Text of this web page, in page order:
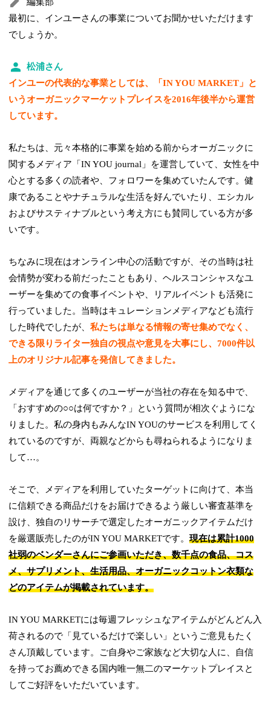
最初に、インユーさんの事業についてお聞かせいただけます
でしょうか。
松浦さん
インユーの代表的な事業としては、「IN YOU MARKET」と
いうオーガニックマーケットプレイスを2016年後半から運営
しています。
私たちは、元々本格的に事業を始める前からオーガニックに
関するメディア「IN YOU journal」を運営していて、女性を中
心とする多くの読者や、フォロワーを集めていたんです。健
康であることやナチュラルな生活を好んでいたり、エシカル
およびサスティナブルという考え方にも賛同している方が多
いです。
ちなみに現在はオンライン中心の活動ですが、その当時は社
会情勢が変わる前だったこともあり、ヘルスコンシャスなユ
ーザーを集めての食事イベントや、リアルイベントも活発に
行っていました。当時はキュレーションメディアなども流行
した時代でしたが、私たちは単なる情報の寄せ集めでなく、
できる限りライター独自の視点や意見を大事にし、7000件以
上のオリジナル記事を発信してきました。
メディアを通じて多くのユーザーが当社の存在を知る中で、
「おすすめの○○は何ですか？」という質問が相次ぐようにな
りました。私の身内もみんなIN YOUのサービスを利用してく
れているのですが、両親などからも尋ねられるようになりま
して…。
そこで、メディアを利用していたターゲットに向けて、本当
に信頼できる商品だけをお届けできるよう厳しい審査基準を
設け、独自のリサーチで選定したオーガニックアイテムだけ
を厳選販売したのがIN YOU MARKETです。現在は累計1000
社弱のベンダーさんにご参画いただき、数千点の食品、コス
メ、サプリメント、生活用品、オーガニックコットン衣類な
どのアイテムが掲載されています。
IN YOU MARKETには毎週フレッシュなアイテムがどんどん入
荷されるので「見ているだけで楽しい」というご意見もたく
さん頂戴しています。ご自身やご家族など大切な人に、自信
を持ってお薦めできる国内唯一無二のマーケットプレイスと
してご好評をいただいています。